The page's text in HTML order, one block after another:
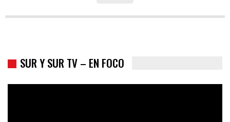
SUR Y SUR TV – EN FOCO